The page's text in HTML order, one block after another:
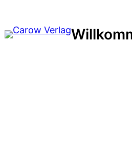
Inhalt
springen